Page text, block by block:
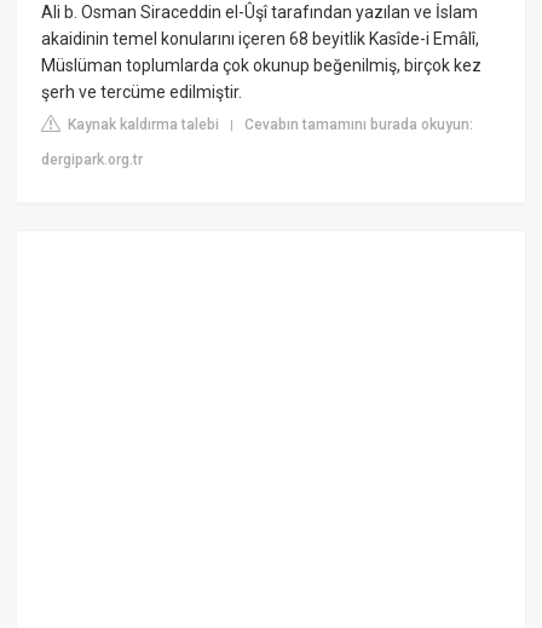
Ali b. Osman Siraceddin el-Ûşî tarafından yazılan ve İslam
akaidinin temel konularını içeren 68 beyitlik Kasîde-i Emâlî,
Müslüman toplumlarda çok okunup beğenilmiş, birçok kez
şerh ve tercüme edilmiştir.
Kaynak kaldırma talebi |Cevabın tamamını burada okuyun:
dergipark.org.tr